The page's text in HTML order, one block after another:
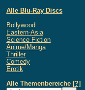
Alle Blu-Ray Discs
Bollywood
Eastern-Asia
Science Fiction
Anime/Manga
Thriller
Comedy
Erotik
Alle Themenbereiche [?]